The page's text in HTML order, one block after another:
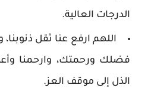
الدرجات العالية.
اللهم ارفع عنا ثقل ذنوبنا،
فضلك ورحمتك، وارحمنا
الذل إلى موقف العز.